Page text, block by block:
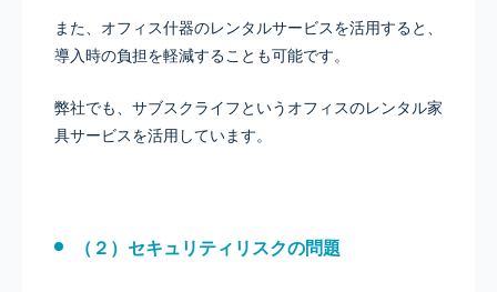
また、オフィス什器のレンタルサービスを活用すると、
導入時の負担を軽減することも可能です。
弊社でも、サブスクライフというオフィスのレンタル家
具サービスを活用しています。
（２）セキュリティリスクの問題